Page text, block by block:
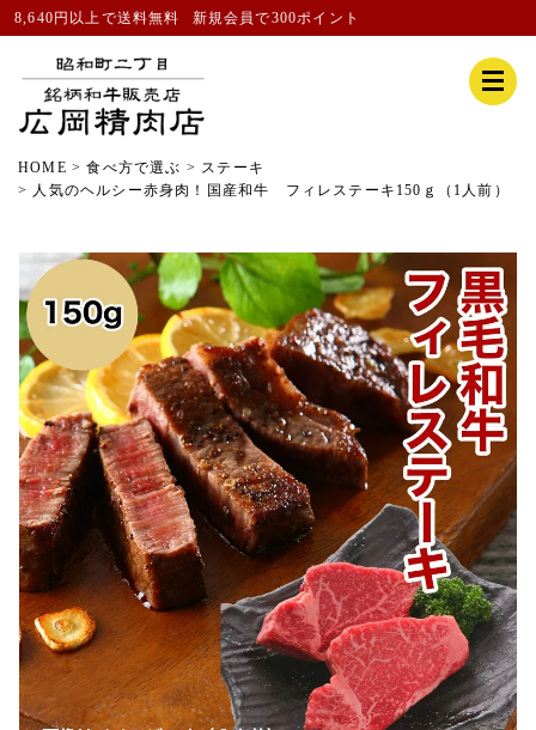
8,640円以上で送料無料 新規会員で300ポイント
HOME 食べ方で選ぶ
ステーキ
人気のヘルシー赤身肉！国産和牛 フィレステーキ150ｇ（1人前）